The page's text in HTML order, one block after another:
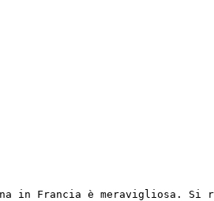
in Francia è meravigliosa. Si